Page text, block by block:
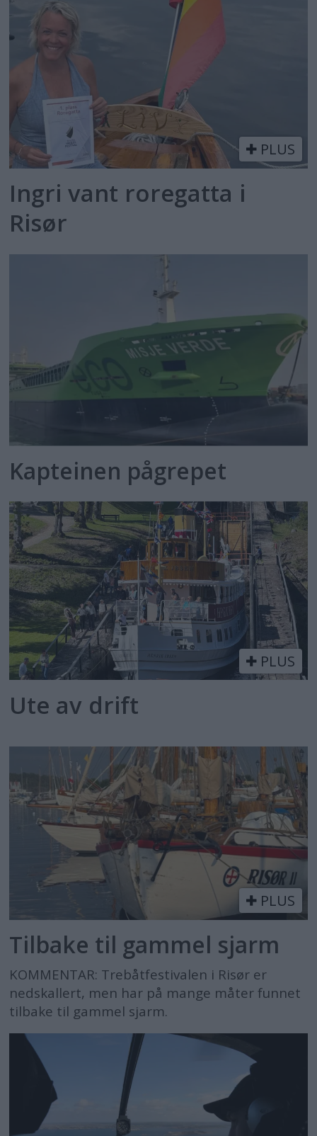
PLUS
Ingri vant roregatta i
Risør
Kapteinen pågrepet
PLUS
Ute av drift
PLUS
Tilbake til gammel sjarm
KOMMENTAR: Trebåtfestivalen i Risør er
nedskallert, men har på mange måter funnet
tilbake til gammel sjarm.